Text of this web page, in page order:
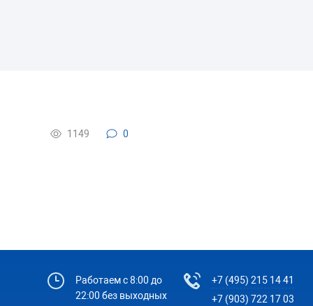
1149 0
Работаем с 8:00 до
22:00 без выходных
+7 (495) 215 14 41
+7 (903) 722 17 03